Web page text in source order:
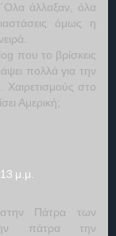
άλλαξαν, όλα
όμως η
που το βρίσκεις
πολλά για την
Χαιρετισμούς στο
Αμερική;
μ.μ.
στην Πάτρα των
πάτρα την